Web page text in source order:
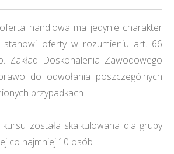
handlowa ma jedynie charakter
stanowi oferty w rozumieniu art. 66
Zakład Doskonalenia Zawodowego
do odwołania poszczególnych
przypadkach
została skalkulowana dla grupy
co najmniej 10 osób